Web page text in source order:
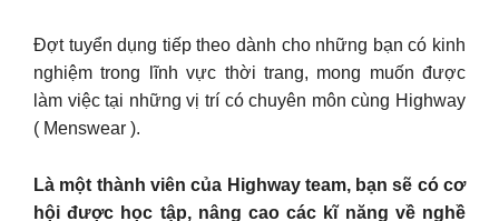
Đợt tuyển dụng tiếp theo dành cho những bạn có kinh
nghiệm trong lĩnh vực thời trang, mong muốn được
làm việc tại những vị trí có chuyên môn cùng Highway
( Menswear ).
Là một thành viên của Highway team, bạn sẽ có cơ
hội được học tập, nâng cao các kĩ năng về nghề